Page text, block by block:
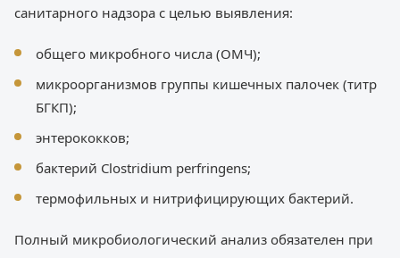
санитарного надзора с целью выявления:
общего микробного числа (ОМЧ);
микроорганизмов группы кишечных палочек (титр
БГКП);
энтерококков;
бактерий Clostridium perfringens;
термофильных и нитрифицирующих бактерий.
Полный микробиологический анализ обязателен при